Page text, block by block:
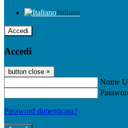
Italiano
Accedi
Accedi
button close ×
Nome
Password dimenticata?